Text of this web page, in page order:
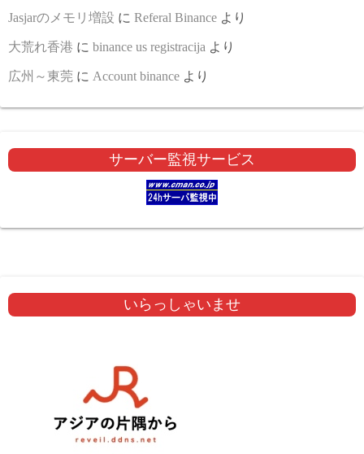
Jasjarのメモリ増設 に Referal Binance より
大荒れ香港 に binance us registracija より
広州～東莞 に Account binance より
サーバー監視サービス
いらっしゃいませ